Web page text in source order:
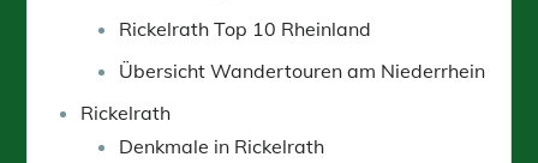
Rickelrath Top 10 Rheinland
Übersicht Wandertouren am Niederrhein
Rickelrath
Denkmale in Rickelrath